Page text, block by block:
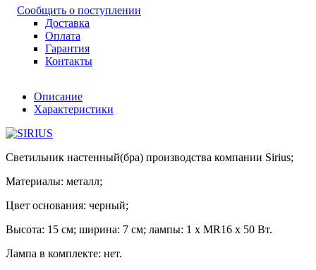
Сообщить о поступлении
Доставка
Оплата
Гарантия
Контакты
Описание
Характеристики
Светильник настенный(бра) производства компании Sirius;
Материалы: металл;
Цвет основания: черный;
Высота: 15 см; ширина: 7 см; лампы: 1 x MR16 х 50 Вт.
Лампа в комплекте: нет.